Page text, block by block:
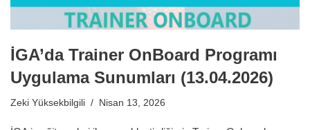
İGA’da Trainer OnBoard Programı
Uygulama Sunumları (13.04.2026)
Zeki Yüksekbilgili Nisan 13, 2026